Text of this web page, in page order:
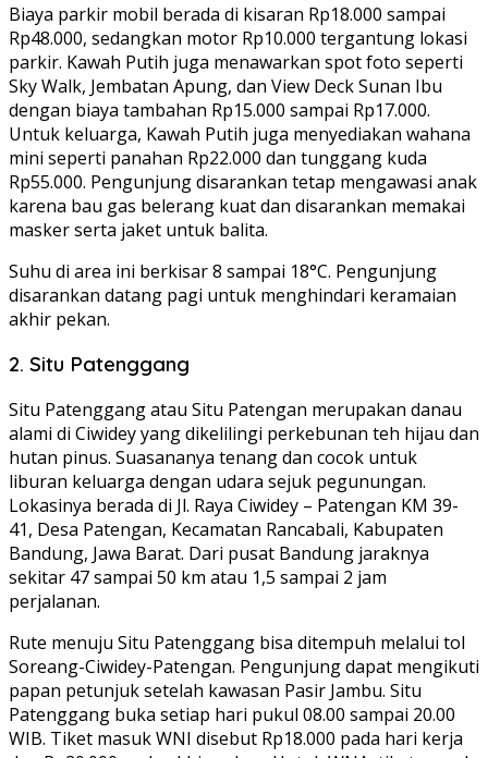
Biaya parkir mobil berada di kisaran Rp18.000 sampai
Rp48.000, sedangkan motor Rp10.000 tergantung lokasi
parkir. Kawah Putih juga menawarkan spot foto seperti
Sky Walk, Jembatan Apung, dan View Deck Sunan Ibu
dengan biaya tambahan Rp15.000 sampai Rp17.000.
Untuk keluarga, Kawah Putih juga menyediakan wahana
mini seperti panahan Rp22.000 dan tunggang kuda
Rp55.000. Pengunjung disarankan tetap mengawasi anak
karena bau gas belerang kuat dan disarankan memakai
masker serta jaket untuk balita.
Suhu di area ini berkisar 8 sampai 18°C. Pengunjung
disarankan datang pagi untuk menghindari keramaian
akhir pekan.
2. Situ Patenggang
Situ Patenggang atau Situ Patengan merupakan danau
alami di Ciwidey yang dikelilingi perkebunan teh hijau dan
hutan pinus. Suasananya tenang dan cocok untuk
liburan keluarga dengan udara sejuk pegunungan.
Lokasinya berada di Jl. Raya Ciwidey – Patengan KM 39-
41, Desa Patengan, Kecamatan Rancabali, Kabupaten
Bandung, Jawa Barat. Dari pusat Bandung jaraknya
sekitar 47 sampai 50 km atau 1,5 sampai 2 jam
perjalanan.
Rute menuju Situ Patenggang bisa ditempuh melalui tol
Soreang-Ciwidey-Patengan. Pengunjung dapat mengikuti
papan petunjuk setelah kawasan Pasir Jambu. Situ
Patenggang buka setiap hari pukul 08.00 sampai 20.00
WIB. Tiket masuk WNI disebut Rp18.000 pada hari kerja